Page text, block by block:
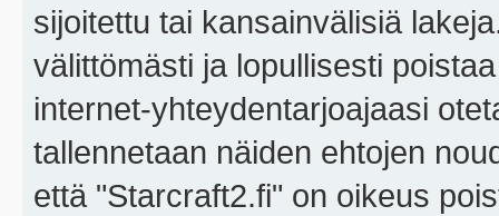
sijoitettu tai kansainvälisiä
välittömästi ja lopullisesti
internet-yhteydentarjoajaasi
tallennetaan näiden ehtojen
että "Starcraft2.fi" on oikeus